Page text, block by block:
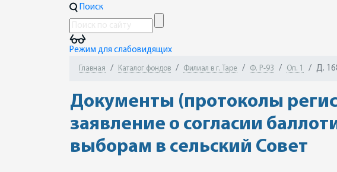
Поиск
Режим для слабовидящих
Главная Каталог фондов Филиал в г. Таре Ф. Р-93 Оп. 1 Д.
Документы (протоколы
заявление о согласии
выборам в сельский Совет